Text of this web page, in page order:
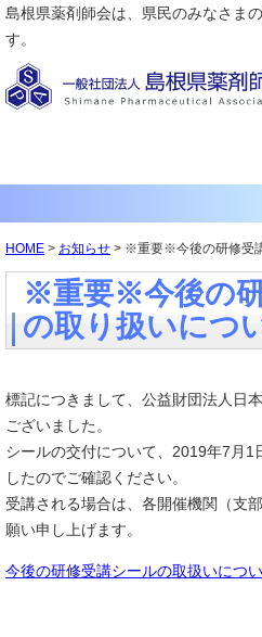
島根県薬剤師会は、県民のみなさま
す。
HOME > お知らせ > ※重要※今後の研修受
※重要※今後の
の取り扱いにつ
標記につきまして、公益財団法人日
ございました。
シールの交付について、2019年7月1
したのでご確認ください。
受講される場合は、各開催機関（支
願い申し上げます。
今後の研修受講シールの取扱いにつ